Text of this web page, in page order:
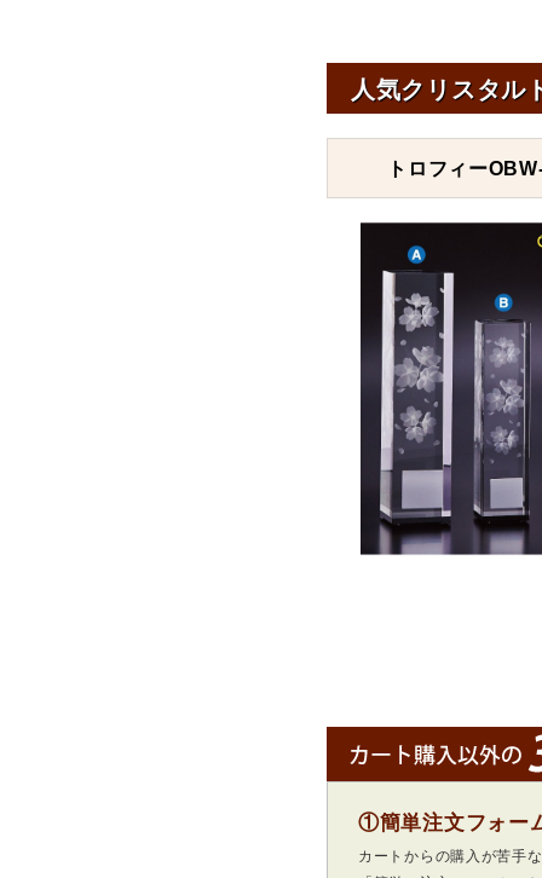
人気クリスタル
トロフィー
①簡単注文フォー
カートからの購入が苦手